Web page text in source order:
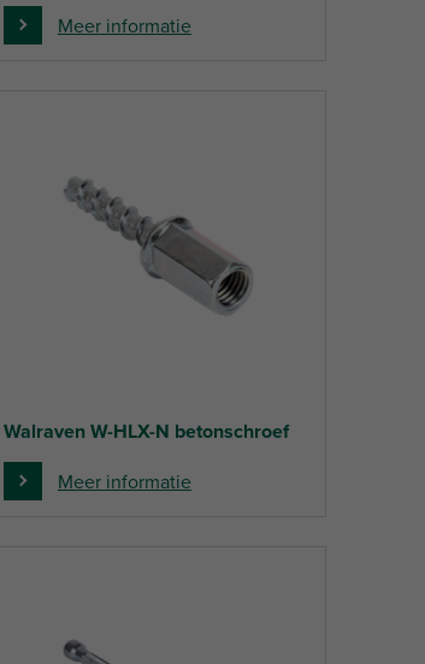
Meer informatie
Walraven W-HLX-N betonschroef
Meer informatie